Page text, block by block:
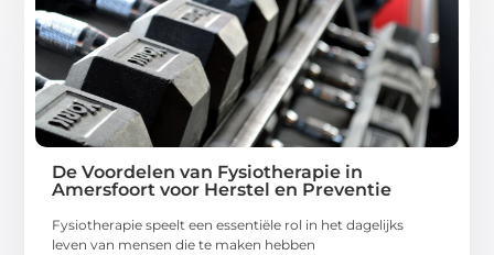
De Voordelen van Fysiotherapie in
Amersfoort voor Herstel en Preventie
Fysiotherapie speelt een essentiële rol in het dagelijks
leven van mensen die te maken hebben